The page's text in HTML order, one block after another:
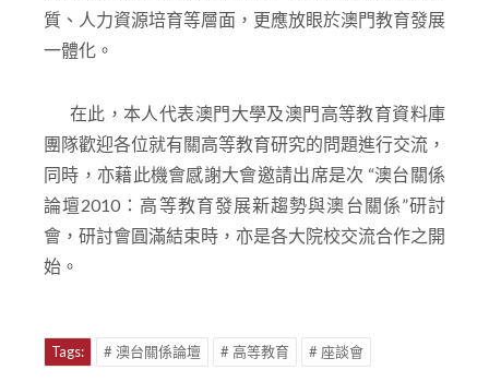
質、人力資源培育等層面，更應放眼於澳門教育發展
一體化。
在此，本人代表澳門大學及澳門高等教育資料庫
團隊歡迎各位就有關高等教育研究的問題進行交流，
同時，亦藉此機會感謝大會邀請出席是次 “澳台關係
論壇2010：高等教育發展新趨勢與澳台關係”研討
會，研討會圓滿結束時，亦是各大院校交流合作之開
始。
Tags: # 澳台關係論壇 # 高等教育 # 座談會